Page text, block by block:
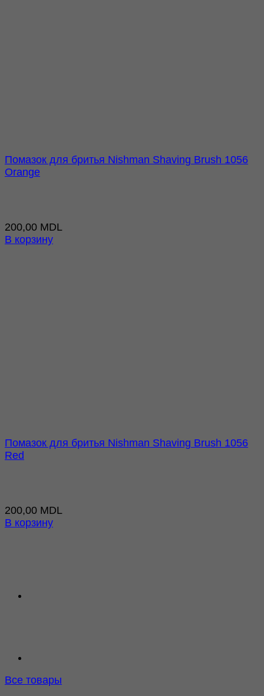
Помазок для бритья Nishman Shaving Brush 1056
Orange
200,00 MDL
В корзину
Помазок для бритья Nishman Shaving Brush 1056
Red
200,00 MDL
В корзину
Все товары